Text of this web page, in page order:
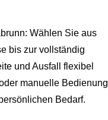
Wählen Sie aus
bis zur vollständig
und Ausfall flexibel
manuelle Bedienung
Bedarf.